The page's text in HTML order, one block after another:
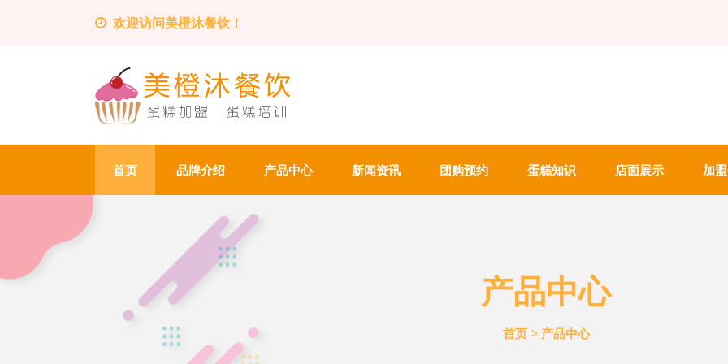
欢迎访问美橙沐餐饮！
首页 品牌介绍 产品中心 新闻资讯 团购预约 蛋糕知识 店面展示 加
产品中心
首页> 产品中心